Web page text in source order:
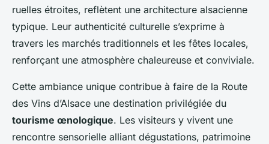
ruelles étroites, reflètent une architecture alsacienne
typique. Leur authenticité culturelle s’exprime à
travers les marchés traditionnels et les fêtes locales,
renforçant une atmosphère chaleureuse et conviviale.
Cette ambiance unique contribue à faire de la Route
des Vins d’Alsace une destination privilégiée du
tourisme œnologique. Les visiteurs y vivent une
rencontre sensorielle alliant dégustations, patrimoine